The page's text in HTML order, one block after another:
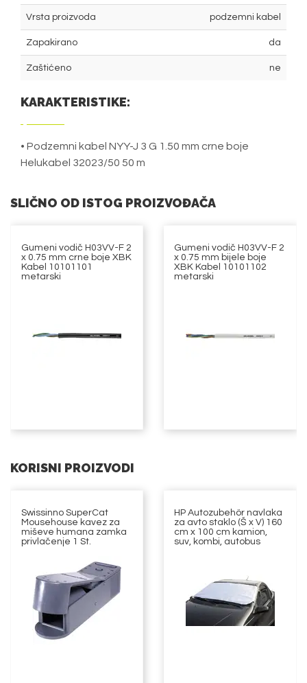
Vrsta proizvoda podzemni kabel
Zapakirano da
Zaštićeno ne
KARAKTERISTIKE:
• Podzemni kabel NYY-J 3 G 1.50 mm crne boje
Helukabel 32023/50 50 m
SLIČNO OD ISTOG PROIZVOĐAČA
Gumeni vodič H03VV-F 2
x 0.75 mm crne boje XBK
Kabel 10101101
metarski
Gumeni vodič H03VV-F 2
x 0.75 mm bijele boje
XBK Kabel 10101102
metarski
KORISNI PROIZVODI
Swissinno SuperCat
Mousehouse kavez za
miševe humana zamka
privlačenje 1 St.
HP Autozubehör navlaka
za avto staklo (Š x V) 160
cm x 100 cm kamion,
suv, kombi, autobus